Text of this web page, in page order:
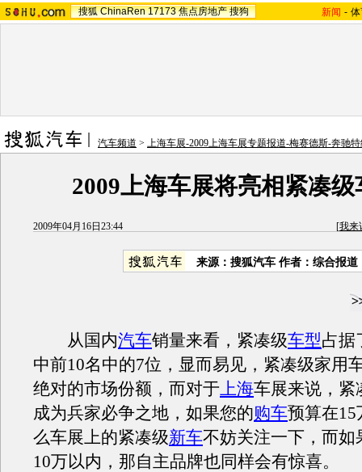
搜狐 ChinaRen 17173 焦点房地产 搜狗 新闻 -
汽车频道 > 上海车展-2009上海车展专题报道-梅赛德斯-奔驰
2009上海车展将亮相紧凑级
2009年04月16日23:44 [我来
来源： 搜狐汽车 作者：综合报道
从国内汽车销量来看，紧凑级车型占据
中前10名中的7位，显而易见，紧凑级家用
绝对的市场份额，而对于上海车展来说，紧
成为兵家必争之地，如果您的购车预算在15
么车展上的紧凑级新车不妨关注一下，而如
10万以内，那自主品牌也同样会有惊喜。